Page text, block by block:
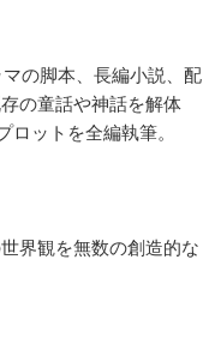
の脚本、長編小説、配
の童話や神話を解体
ロットを全編執筆。
界観を無数の創造的な